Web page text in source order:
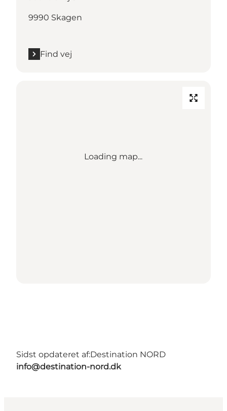
9990 Skagen
Find vej
Loading map...
Sidst opdateret af:Destination NORD
info@destination-nord.dk